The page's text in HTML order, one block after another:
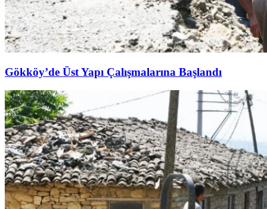
Gökköy’de Üst Yapı Çalışmalarına Başlandı